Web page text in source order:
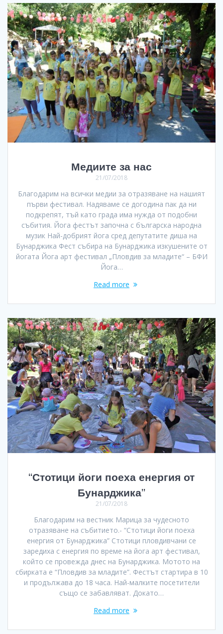
Медиите за нас
21/07/2018
Благодарим на всички медии за отразяване на нашият
първи фестивал. Надяваме се догодина пак да ни
подкрепят, тъй като града има нужда от подобни
събития. Йога фестът започна с българска народна
музик Най-добрият йога сред депутатите диша на
Бунарджика Фест събира на Бунарджика изкушените от
йогата Йога арт фестивал „Пловдив за младите“ – БФИ
Йога…
Read more
“Стотици йоги поеха енергия от
Бунарджика”
21/07/2018
Благодарим на вестник Марица за чудесното
отразяване на събитието.- “Стотици йоги поеха
енергия от Бунарджика” Стотици пловдивчани се
заредиха с енергия по време на йога арт фестивал,
който се провежда днес на Бунарджика. Мотото на
сбирката е “Пловдив за младите”. Фестът стартира в 10
и продължава до 18 часа. Най-малките посетители
също се забавляват. Докато…
Read more